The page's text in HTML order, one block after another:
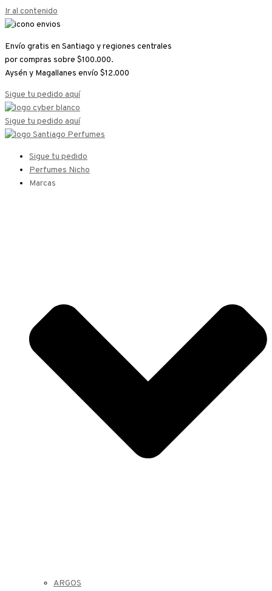
Ir al contenido
Envío gratis en Santiago y regiones centrales
por compras sobre $100.000.
Aysén y Magallanes envío $12.000
Sigue tu pedido aquí
Sigue tu pedido aquí
Sigue tu pedido
Perfumes Nicho
Marcas
ARGOS